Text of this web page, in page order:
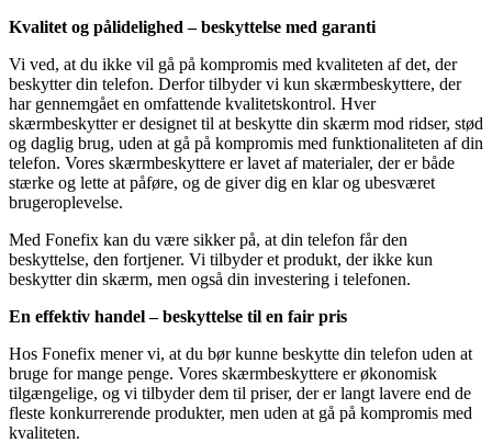
Kvalitet og pålidelighed – beskyttelse med garanti
Vi ved, at du ikke vil gå på kompromis med kvaliteten af det, der
beskytter din telefon. Derfor tilbyder vi kun skærmbeskyttere, der
har gennemgået en omfattende kvalitetskontrol. Hver
skærmbeskytter er designet til at beskytte din skærm mod ridser, stød
og daglig brug, uden at gå på kompromis med funktionaliteten af din
telefon. Vores skærmbeskyttere er lavet af materialer, der er både
stærke og lette at påføre, og de giver dig en klar og ubesværet
brugeroplevelse.
Med Fonefix kan du være sikker på, at din telefon får den
beskyttelse, den fortjener. Vi tilbyder et produkt, der ikke kun
beskytter din skærm, men også din investering i telefonen.
En effektiv handel – beskyttelse til en fair pris
Hos Fonefix mener vi, at du bør kunne beskytte din telefon uden at
bruge for mange penge. Vores skærmbeskyttere er økonomisk
tilgængelige, og vi tilbyder dem til priser, der er langt lavere end de
fleste konkurrerende produkter, men uden at gå på kompromis med
kvaliteten.